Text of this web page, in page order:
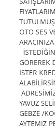
OTO SES
GÖREREK
İSTER
YAVUZ
GEBZE /
AYTEMİZ